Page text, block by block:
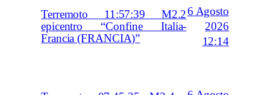
Terremoto 11:57:39 M2.2
epicentro “Confine Italia-
Francia (FRANCIA)”
6 Agosto
2026
12:14